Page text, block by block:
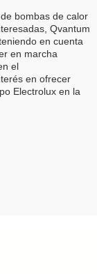
bombas de calor
Qvantum
en cuenta
en marcha
el
en ofrecer
Electrolux en la